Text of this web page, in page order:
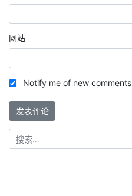
网站
Notify me of new comments